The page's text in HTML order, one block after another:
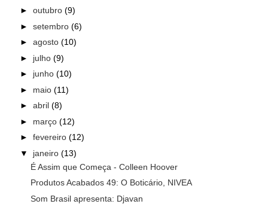
► outubro (9)
► setembro (6)
► agosto (10)
► julho (9)
► junho (10)
► maio (11)
► abril (8)
► março (12)
► fevereiro (12)
▼ janeiro (13)
É Assim que Começa - Colleen Hoover
Produtos Acabados 49: O Boticário, NIVEA
Som Brasil apresenta: Djavan